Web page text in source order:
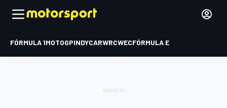
FÓRMULA 1MOTOGPINDYCARWRCWECFÓRMULA E